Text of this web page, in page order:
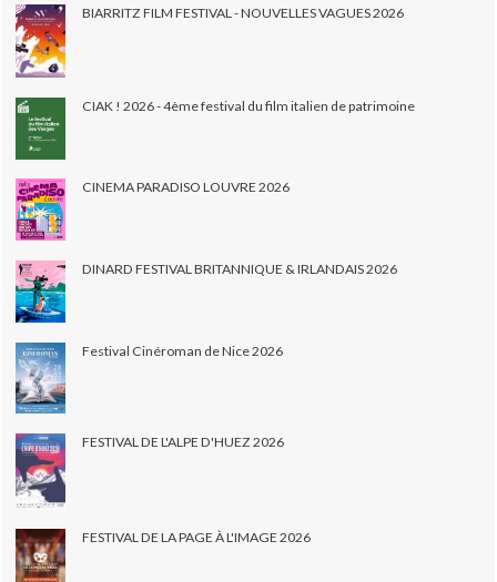
BIARRITZ FILM FESTIVAL - NOUVELLES VAGUES 2026
CIAK ! 2026 - 4ème festival du film italien de patrimoine
CINEMA PARADISO LOUVRE 2026
DINARD FESTIVAL BRITANNIQUE & IRLANDAIS 2026
Festival Cinéroman de Nice 2026
FESTIVAL DE L'ALPE D'HUEZ 2026
FESTIVAL DE LA PAGE À L'IMAGE 2026